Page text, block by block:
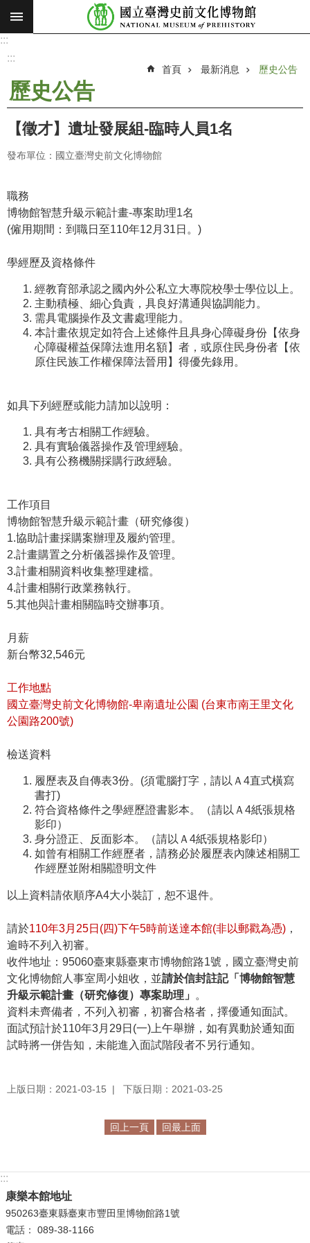
跳到主要內容區塊
搜
願
景
使
命
新
消
息
參
認
民
服
務
性
別
平
專
區
友
善
措
服
站
覽
R
S
S
網
站
開
權
保
護
:::
:::
首頁 最新消息 歷史公告
歷史公告
【徵才】遺址發展組-臨時人員1名
發布單位：國立臺灣史前文化博物館
職務
博物館智慧升級示範計畫-專案助理1名
(僱用期間：到職日至110年12月31日。)
學經歷及資格條件
經教育部承認之國內外公私立大專院校學士學位以上。
主動積極、細心負責，具良好溝通與協調能力。
需具電腦操作及文書處理能力。
本計畫依規定如符合上述條件且具身心障礙身份【依身
心障礙權益保障法進用名額】者，或原住民身份者【依
原住民族工作權保障法晉用】得優先錄用。
如具下列經歷或能力請加以說明：
具有考古相關工作經驗。
具有實驗儀器操作及管理經驗。
具有公務機關採購行政經驗。
工作項目
博物館智慧升級示範計畫（研究修復）
1.協助計畫採購案辦理及履約管理。
2.計畫購置之分析儀器操作及管理。
3.計畫相關資料收集整理建檔。
4.計畫相關行政業務執行。
5.其他與計畫相關臨時交辦事項。
月薪
新台幣32,546元
工作地點
國立臺灣史前文化博物館-卑南遺址公園 (台東市南王里文化
公園路200號)
檢送資料
履歷表及自傳表3份。(須電腦打字，請以Ａ4直式橫寫
書打)
符合資格條件之學經歷證書影本。（請以Ａ4紙張規格
影印）
身分證正、反面影本。（請以Ａ4紙張規格影印）
如曾有相關工作經歷者，請務必於履歷表內陳述相關工
作經歷並附相關證明文件
以上資料請依順序A4大小裝訂，恕不退件。
請於110年3月25日(四)下午5時前送達本館(非以郵戳為憑) ，
逾時不列入初審。
收件地址：95060臺東縣臺東市博物館路1號，國立臺灣史前
文化博物館人事室周小姐收，並請於信封註記「博物館智慧
升級示範計畫（研究修復）專案助理」
。
資料未齊備者，不列入初審，初審合格者，擇優通知面試。
面試預計於110年3月29日(一)上午舉辦，如有異動於通知面
試時將一併告知，未能進入面試階段者不另行通知。
上版日期：2021-03-15 下版日期：2021-03-25
回上一頁 回最上面
:::
康樂本館地址
950263臺東縣臺東市豐田里博物館路1號
電話： 089-38-1166